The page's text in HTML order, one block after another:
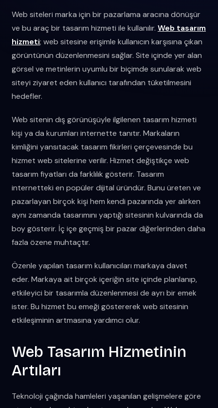
Web siteleri marka için bir pazarlama aracına dönüşür
ve bu araç bir tasarım hizmeti ile kullanılır. Web tasarım
hizmeti; web sitesine erişimle kullanıcın karşısına çıkan
görüntünün düzenlenmesini sağlar. Site içinde yer alan
görsel ve metinlerin uyumlu bir biçimde sunularak web
siteyi ziyaret eden kullanıcı tarafından tüketilmesini
hedefler.
Web sitenin dış görünüşüyle ilgilenen tasarım hizmeti
kişi ya da kurumları internette tanıtır. Markaların
kimliğini yansıtacak tasarım fikirleri çerçevesinde bu
hizmet web sitelerine verilir. Hizmet değiştikçe web
tasarım fiyatları da farklılık gösterir. Tasarım
internetteki en popüler dijital üründür. Bunu üreten ve
pazarlayan birçok kişi hem kendi pazarında yer alırken
aynı zamanda tasarımını yaptığı sitesinin kulvarında da
boy gösterir. İç içe geçmiş bir pazar diğerlerinden daha
fazla özene muhtaçtır.
Özenle yapılan tasarım kullanıcıları markaya davet
eder. Markaya ait birçok içeriğin site içinde planlanıp,
etkileyici bir tasarımla düzenlenmesi de ayrı bir emek
ister. Bu hizmet bu emeği göstererek web sitesinin
etkileşiminin artmasına yardımcı olur.
Web Tasarım Hizmetinin
Artıları
Teknoloji çağında hamleleri yaşanılan gelişmelere göre